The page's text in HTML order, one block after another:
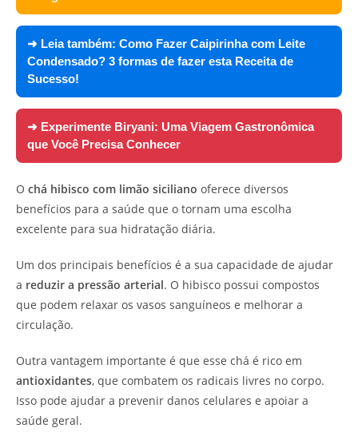
➜ Leia também: Como Fazer Caipirinha com Leite
Condensado? 3 formas de fazer esta Receita de
Sucesso!
➜ Experimente Biryani: Uma Viagem Gastronômica
que Você Precisa Conhecer
O chá hibisco com limão siciliano oferece diversos
benefícios para a saúde que o tornam uma escolha
excelente para sua hidratação diária.
Um dos principais benefícios é a sua capacidade de ajudar
a reduzir a pressão arterial. O hibisco possui compostos
que podem relaxar os vasos sanguíneos e melhorar a
circulação.
Outra vantagem importante é que esse chá é rico em
antioxidantes, que combatem os radicais livres no corpo.
Isso pode ajudar a prevenir danos celulares e apoiar a
saúde geral.